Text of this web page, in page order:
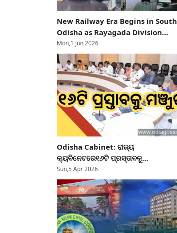
New Railway Era Begins in South
Odisha as Rayagada Division
Starts Functioning
Mon,1 Jun 2026
Odisha Cabinet: ରାଜ୍ୟ
କ୍ୟବିନେଟରେ୧୬ଟି ପ୍ରସ୍ତାବକୁ
ଅନୁମୋଦନ...ଜାଣନ୍ତୁ କ'ଣ?
Sun,5 Apr 2026